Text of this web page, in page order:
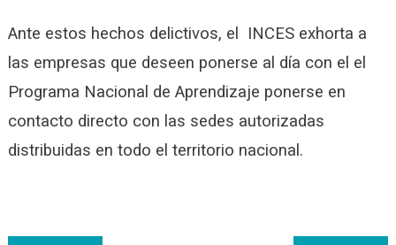
Ante estos hechos delictivos, el INCES exhorta a
las empresas que deseen ponerse al día con el el
Programa Nacional de Aprendizaje ponerse en
contacto directo con las sedes autorizadas
distribuidas en todo el territorio nacional.